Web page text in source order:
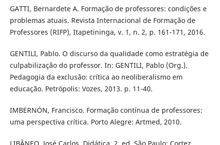
GATTI, Bernardete A. Formação de professores: condições e
problemas atuais. Revista Internacional de Formação de
Professores (RIFP), Itapetininga, v. 1, n. 2, p. 161-171, 2016.
GENTILI, Pablo. O discurso da qualidade como estratégia de
culpabilização do professor. In: GENTILI, Pablo (Org.).
Pedagogia da exclusão: crítica ao neoliberalismo em
educação. Petrópolis: Vozes, 2013. p. 11-40.
IMBERNÓN, Francisco. Formação contínua de professores:
uma perspectiva crítica. Porto Alegre: Artmed, 2010.